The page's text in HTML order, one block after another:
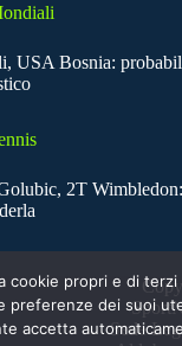
USA Bosnia:
2T
Sede
cookie propri e di terzi
preferenze dei suoi
accetta